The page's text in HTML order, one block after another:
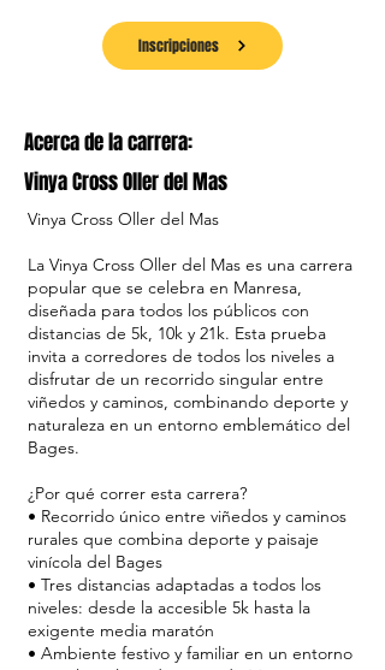
Inscripciones
Acerca de la carrera:
Vinya Cross Oller del Mas
Vinya Cross Oller del Mas
La Vinya Cross Oller del Mas es una carrera
popular que se celebra en Manresa,
diseñada para todos los públicos con
distancias de 5k, 10k y 21k. Esta prueba
invita a corredores de todos los niveles a
disfrutar de un recorrido singular entre
viñedos y caminos, combinando deporte y
naturaleza en un entorno emblemático del
Bages.
¿Por qué correr esta carrera?
• Recorrido único entre viñedos y caminos
rurales que combina deporte y paisaje
vinícola del Bages
• Tres distancias adaptadas a todos los
niveles: desde la accesible 5k hasta la
exigente media maratón
• Ambiente festivo y familiar en un entorno